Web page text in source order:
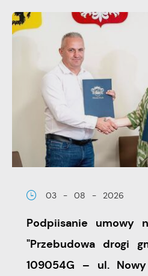
03 - 08 - 2026
Podpiisanie umowy
"Przebudowa drogi
109054G – ul.